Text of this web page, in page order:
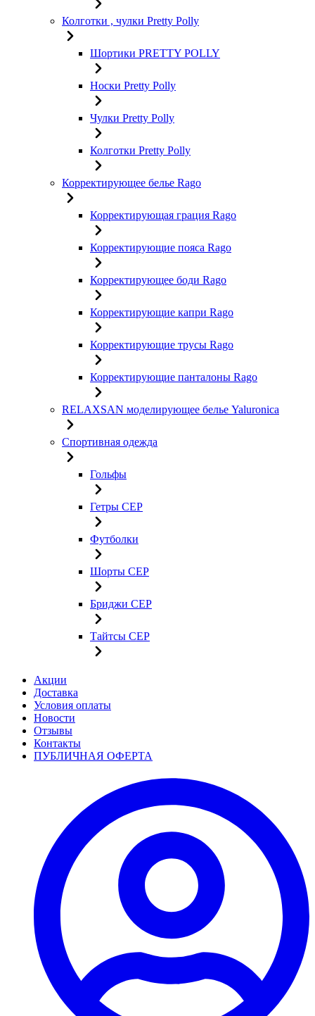
Колготки , чулки Pretty Polly
Шортики PRETTY POLLY
Носки Pretty Polly
Чулки Pretty Polly
Колготки Pretty Polly
Корректирующее белье Rago
Корректирующая грация Rago
Корректирующие пояса Rago
Корректирующее боди Rago
Корректирующие капри Rago
Корректирующие трусы Rago
Корректирующие панталоны Rago
RELAXSAN моделирующее белье Yaluroniсa
Спортивная одежда
Гольфы
Гетры CEP
Футболки
Шорты CEP
Бриджи CEP
Тайтсы CEP
Акции
Доставка
Условия оплаты
Новости
Отзывы
Контакты
ПУБЛИЧНАЯ ОФЕРТА